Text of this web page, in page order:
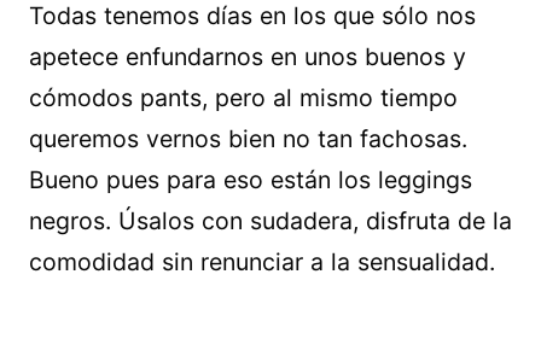
Todas tenemos días en los que sólo nos
apetece enfundarnos en unos buenos y
cómodos pants, pero al mismo tiempo
queremos vernos bien no tan fachosas.
Bueno pues para eso están los leggings
negros. Úsalos con sudadera, disfruta de la
comodidad sin renunciar a la sensualidad.